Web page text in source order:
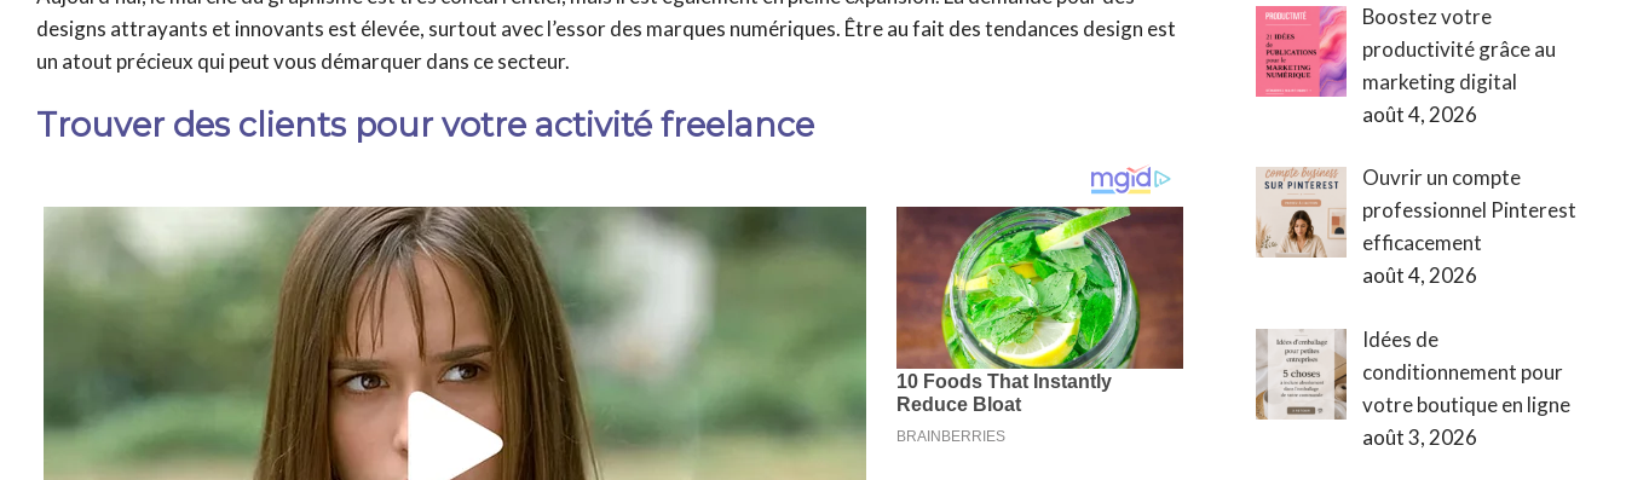
designs attrayants et innovants est élevée, surtout avec l’essor des marques numériques. Être au fait des tendances design est
un atout précieux qui peut vous démarquer dans ce secteur.
Trouver des clients pour votre activité freelance
Boostez votre
productivité grâce au
marketing digital
août 4, 2026
Ouvrir un compte
professionnel Pinterest
efficacement
août 4, 2026
Idées de
conditionnement pour
votre boutique en ligne
août 3, 2026